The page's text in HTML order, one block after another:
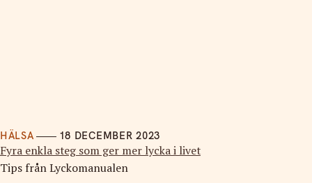
HÄLSA 18 DECEMBER 2023
Fyra enkla steg som ger mer lycka i livet
Tips från Lyckomanualen